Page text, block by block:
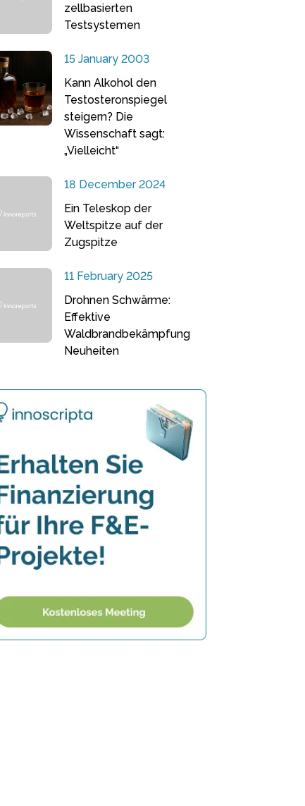
zellbasierten
Testsystemen
15 January 2003
Kann Alkohol den
Testosteronspiegel
steigern? Die
Wissenschaft sagt:
„Vielleicht“
18 December 2024
Ein Teleskop der
Weltspitze auf der
Zugspitze
11 February 2025
Drohnen Schwärme:
Effektive
Waldbrandbekämpfung
Neuheiten